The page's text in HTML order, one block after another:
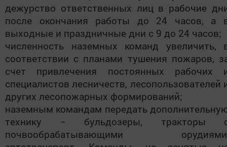
дежурство ответственных лиц в рабочие
после окончания работы до 24 часов, а
выходные и праздничные дни с 9 до 24 часов;
численность наземных команд увеличить,
соответствии с планами тушения пожаров,
счет привлечения постоянных рабочих
специалистов лесничеств, лесопользователей
других лесопожарных формирований;
наземным командам передать
технику − бульдозеры, тракторы
почвообрабатывающими